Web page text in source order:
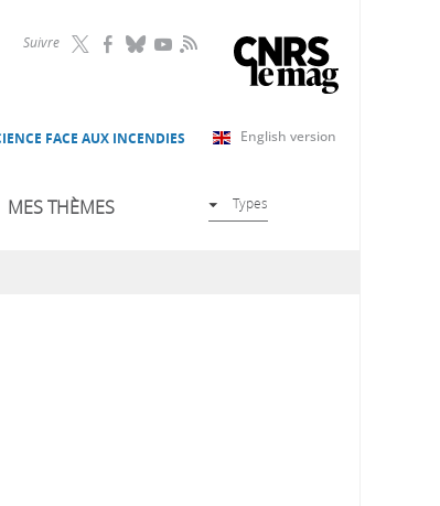
Suivre RSS
English version
FACE AUX INCENDIES
MES THÈMES Types